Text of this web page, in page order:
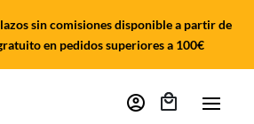
sin comisiones disponible a partir de
en pedidos superiores a 100€
account_circle